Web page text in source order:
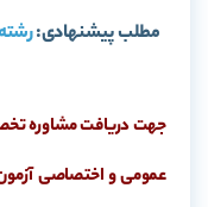
مطلب پیشنهادی:
جهت دریافت مشاوره
عمومی و اختصاصی آزمون